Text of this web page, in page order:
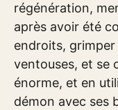
régénération,
après avoir été
endroits, grimper
ventouses, et se
énorme, et en
démon avec ses